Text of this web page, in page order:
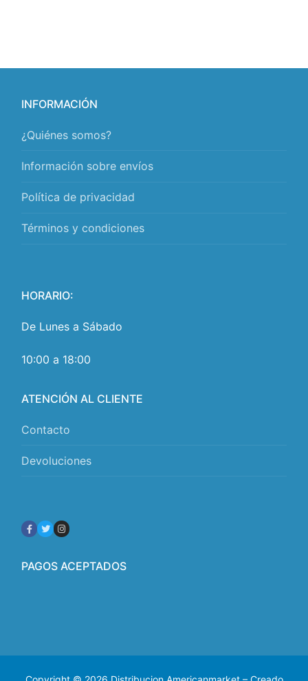
INFORMACIÓN
¿Quiénes somos?
Información sobre envíos
Política de privacidad
Términos y condiciones
HORARIO:
De Lunes a Sábado
10:00 a 18:00
ATENCIÓN AL CLIENTE
Contacto
Devoluciones
PAGOS ACEPTADOS